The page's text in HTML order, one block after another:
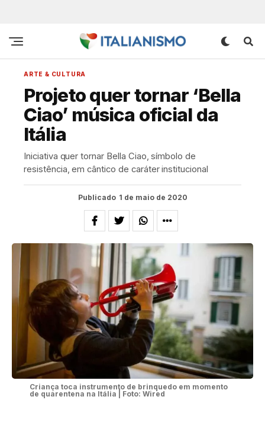
ARTE & CULTURA
Projeto quer tornar ‘Bella
Ciao’ música oficial da
Itália
Iniciativa quer tornar Bella Ciao, símbolo de
resistência, em cântico de caráter institucional
Publicado 1 de maio de 2020
Criança toca instrumento de brinquedo em momento
de quarentena na Itália | Foto: Wired